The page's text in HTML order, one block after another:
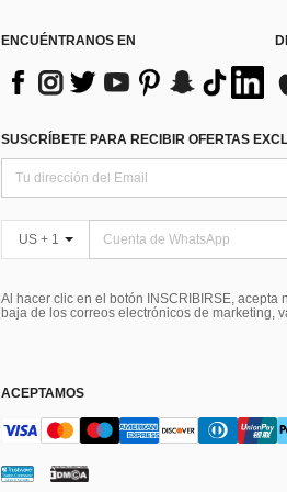
ENCUÉNTRANOS EN
SUSCRÍBETE PARA RECIBIR OFERTAS
US + 1
Al hacer clic en el botón INSCRIBIRSE, acepta
baja de los correos electrónicos de marketing,
ACEPTAMOS